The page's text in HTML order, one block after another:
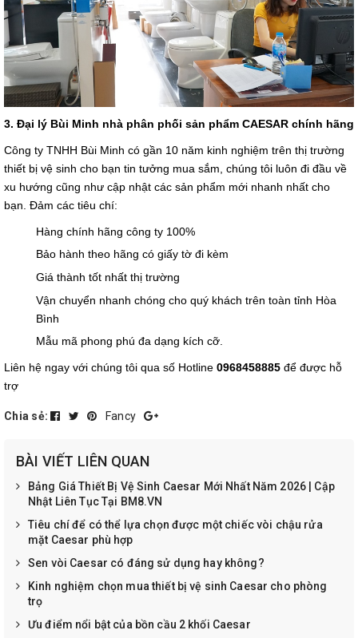
3. Đại lý Bùi Minh nhà phân phối sản phẩm CAESAR chính hãng
Công ty TNHH Bùi Minh có gần 10 năm kinh nghiệm trên thị trường
thiết bị vệ sinh cho bạn tin tưởng mua sắm, chúng tôi luôn đi đầu về
xu hướng cũng như cập nhật các sản phẩm mới nhanh nhất cho
bạn. Đảm các tiêu chí:
Hàng chính hãng công ty 100%
Bảo hành theo hãng có giấy tờ đi kèm
Giá thành tốt nhất thị trường
Vận chuyển nhanh chóng cho quý khách trên toàn tỉnh Hòa
Bình
Mẫu mã phong phú đa dạng kích cỡ.
Liên hệ ngay với chúng tôi qua số Hotline 0968458885 để được hỗ
trợ
Chia sẻ: Fancy
BÀI VIẾT LIÊN QUAN
Bảng Giá Thiết Bị Vệ Sinh Caesar Mới Nhất Năm 2026 | Cập
Nhật Liên Tục Tại BM8.VN
Tiêu chí để có thể lựa chọn được một chiếc vòi chậu rửa
mặt Caesar phù hợp
Sen vòi Caesar có đáng sử dụng hay không?
Kinh nghiệm chọn mua thiết bị vệ sinh Caesar cho phòng
trọ
Ưu điểm nổi bật của bồn cầu 2 khối Caesar